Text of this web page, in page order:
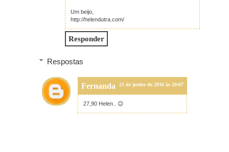
Um beijo,
http://helendutra.com/
Responder
Respostas
Fernanda 21 de junho de 2016 às 20:07
27,90 Helen.. 😉